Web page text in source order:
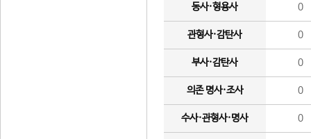
동사·형용사 0
관형사·감탄사 0
부사·감탄사 0
의존 명사·조사 0
수사·관형사·명사 0